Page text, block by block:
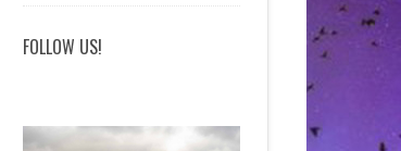
FOLLOW US!